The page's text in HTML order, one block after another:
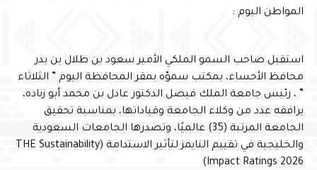
بها المحافظة في استضافة البرامج الوطنية النوعية، ويؤكد ما
مستهدفات رؤية المملكة 2030
المواطن اليوم :
استقبل صاحب السمو الملكي الأمير سعود بن طلال بن بدر
محافظ الأحساء، بمكتب سموّه بمقر المحافظة اليوم ” الثلاثاء
” ، رئيس جامعة الملك فيصل الدكتور عادل بن محمد أبو زناده،
يرافقه عدد من وكلاء الجامعة وقياداتها، بمناسبة تحقيق
الجامعة المرتبة (35) عالميًا، وتصدرها الجامعات السعودية
والخليجية في تقييم التايمز لتأثير الاستدامة (THE Sustainability
Impact Ratings 2026)